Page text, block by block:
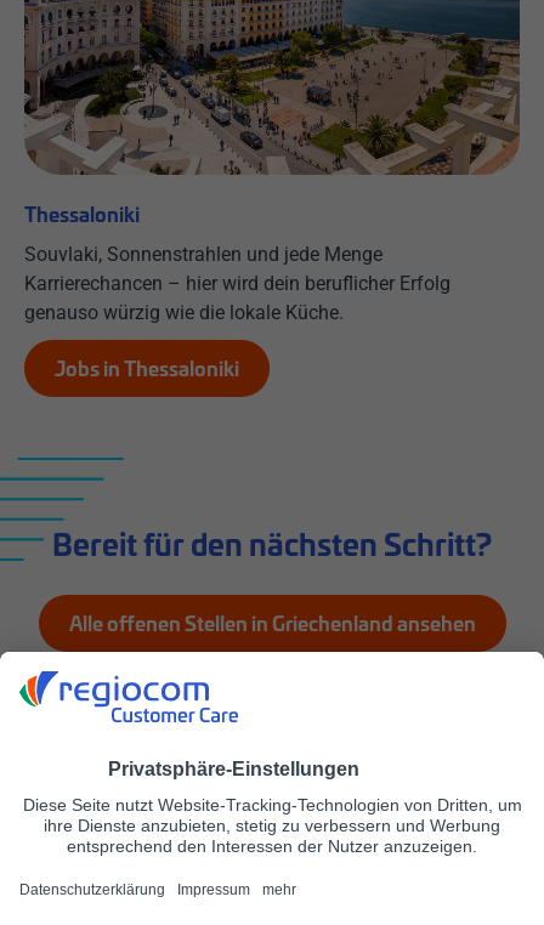
Thessaloniki
Souvlaki, Sonnenstrahlen und jede Menge
Karrierechancen – hier wird dein beruflicher Erfolg
genauso würzig wie die lokale Küche.
Jobs in Thessaloniki
Bereit für den nächsten Schritt?
Alle offenen Stellen in Griechenland ansehen